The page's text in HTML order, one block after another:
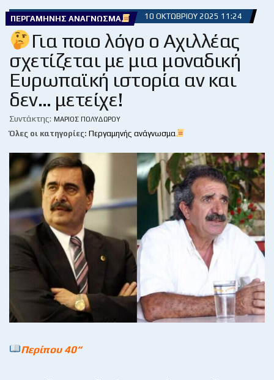
ΠΕΡΓΑΜΗΝΉΣ ΑΝΆΓΝΩΣΜΑ 10 ΟΚΤΩΒΡΊΟΥ 2025 11:24
Για ποιο λόγο ο Αχιλλέας
σχετίζεται με μια μοναδική
Ευρωπαϊκή ιστορία αν και
δεν… μετείχε!
Συντάκτης: ΜΆΡΙΟΣ ΠΟΛΥΔΏΡΟΥ
Όλες οι κατηγορίες: Περγαμηνής ανάγνωσμα
Περίπου 40“